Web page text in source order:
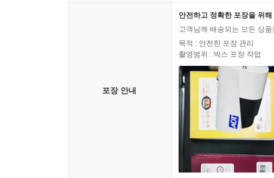
포장 안내
안전하고 정확한 포장을 위
고객님께 배송되는 모든 상
목적 : 안전한 포장 관리
촬영범위 : 박스 포장 작업